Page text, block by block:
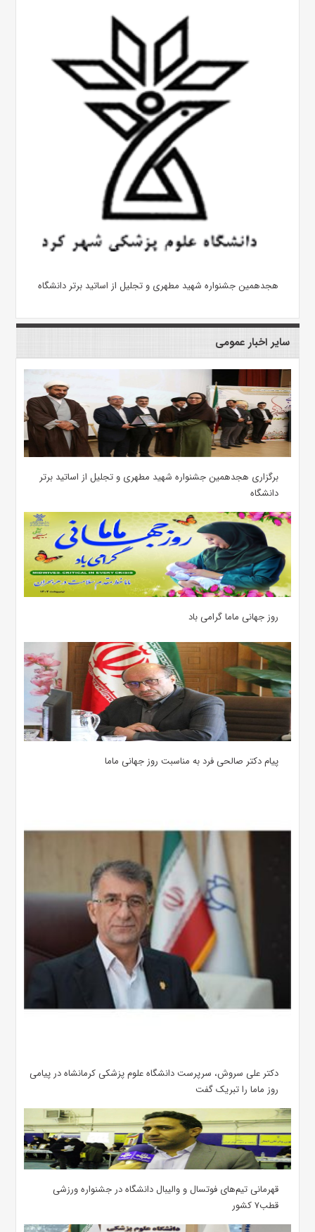
هجدهمین جشنواره شهید مطهری و تجلیل از اساتید برتر دانشگاه
سایر اخبار عمومی
برگزاری هجدهمین جشنواره شهید مطهری و تجلیل از اساتید برتر
دانشگاه
روز جهانی ماما گرامی باد
پیام دکتر صالحی فرد به مناسبت روز جهانی ماما
دکتر علی سروش، سرپرست دانشگاه علوم پزشکی کرمانشاه در پیامی
روز ماما را تبریک گفت
قهرمانی تیم‌های فوتسال و والیبال دانشگاه در جشنواره ورزشی
قطب۷ کشور